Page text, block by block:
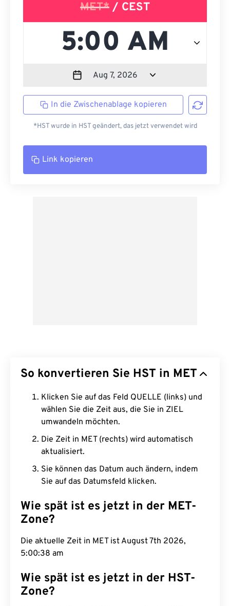
MET* / CEST
In die Zwischenablage kopieren
*HST wurde in HST geändert, das jetzt verwendet wird
Link kopieren
So konvertieren Sie HST in MET
Klicken Sie auf das Feld QUELLE (links) und
wählen Sie die Zeit aus, die Sie in ZIEL
umwandeln möchten.
Die Zeit in MET (rechts) wird automatisch
aktualisiert.
Sie können das Datum auch ändern, indem
Sie auf das Datumsfeld klicken.
Wie spät ist es jetzt in der MET-
Zone?
Die aktuelle Zeit in MET ist August 7th 2026,
5:00:39 am
Wie spät ist es jetzt in der HST-
Zone?